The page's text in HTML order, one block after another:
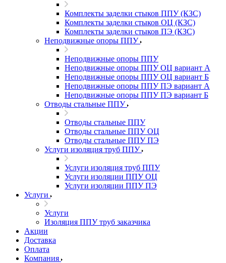
Комплекты заделки стыков ППУ (КЗС)
Комплекты заделки стыков ОЦ (КЗС)
Комплекты заделки стыков ПЭ (КЗС)
Неподвижные опоры ППУ
Неподвижные опоры ППУ
Неподвижные опоры ППУ ОЦ вариант А
Неподвижные опоры ППУ ОЦ вариант Б
Неподвижные опоры ППУ ПЭ вариант А
Неподвижные опоры ППУ ПЭ вариант Б
Отводы стальные ППУ
Отводы стальные ППУ
Отводы стальные ППУ ОЦ
Отводы стальные ППУ ПЭ
Услуги изоляция труб ППУ
Услуги изоляция труб ППУ
Услуги изоляции ППУ ОЦ
Услуги изоляции ППУ ПЭ
Услуги
Услуги
Изоляция ППУ труб заказчика
Акции
Доставка
Оплата
Компания